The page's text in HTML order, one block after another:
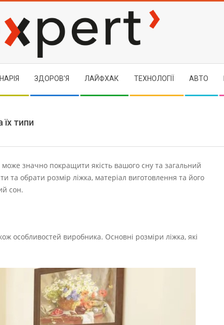
ЗДОРОВ’Я ЛАЙФХАК ТЕХНОЛОГІЇ АВТО
типи
значно покращити якість вашого сну та загальний
та обрати розмір ліжка, матеріал виготовлення та його
сон.
особливостей виробника. Основні розміри ліжка, які